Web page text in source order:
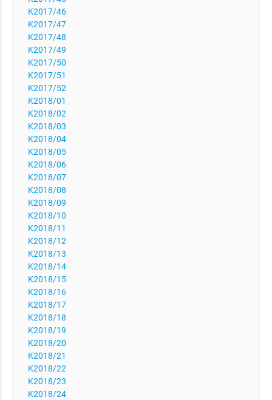
K2017/46
K2017/47
K2017/48
K2017/49
K2017/50
K2017/51
K2017/52
K2018/01
K2018/02
K2018/03
K2018/04
K2018/05
K2018/06
K2018/07
K2018/08
K2018/09
K2018/10
K2018/11
K2018/12
K2018/13
K2018/14
K2018/15
K2018/16
K2018/17
K2018/18
K2018/19
K2018/20
K2018/21
K2018/22
K2018/23
K2018/24